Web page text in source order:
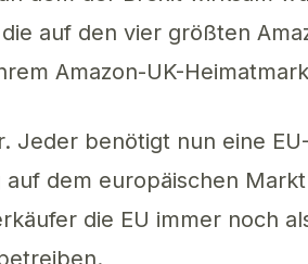
auf den vier größten
Amazon-UK-
Jeder benötigt nun eine
dem europäischen
die EU immer noch